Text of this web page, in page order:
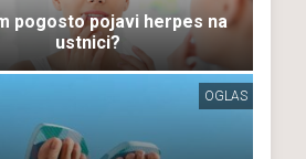
pogosto pojavi herpes na
ustnici?
OGLAS